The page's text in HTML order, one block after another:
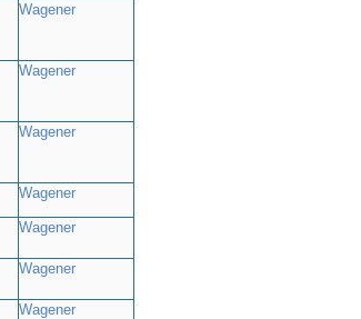
Wagener
Wagener
Wagener
Wagener
Wagener
Wagener
Wagener